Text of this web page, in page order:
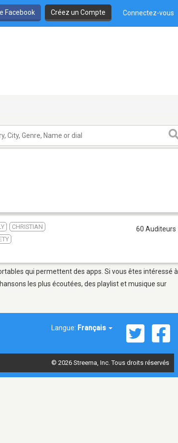
Facebook Créez un Compte Connectez-vous
CHRISTIAN
60 Auditeurs
qui permettent des apps. Si vous êtes intéressé à
les plus écoutées, des playlist et musique sur
Langue: Français
© 2026 Streema, Inc. Tous droits réservés